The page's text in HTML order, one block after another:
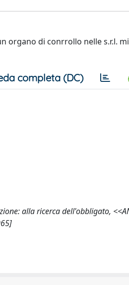
organo di conrrollo nelle s.r.l.
completa (DC)
alla ricerca dell'obbligato,